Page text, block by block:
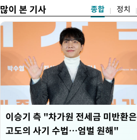
많이 본 기사 종합 정치
이승기 측 "차가원 전세금 미반환은
고도의 사기 수법…엄벌 원해"